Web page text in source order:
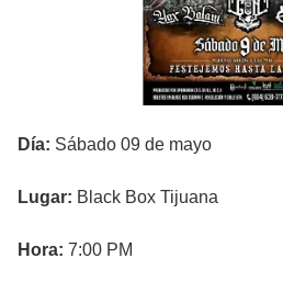
Día: Sábado 09 de mayo
Lugar: Black Box Tijuana
Hora: 7:00 PM